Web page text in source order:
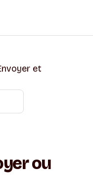
et
ou